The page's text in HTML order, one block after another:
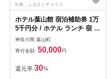
出典：ふるさとチョイス
ホテル葉山館 宿泊補助券 1万
5千円分 / ホテル ランチ 宿 森
戸海岸 ラウンジ 短期 ダイビ
ングライセンス 海水浴場 徒
歩３分 神奈川県 葉山町【(株)
葉山館】 [ASAQ006]
神奈川県 葉山町
寄付金額: 50,000円
還元率 30%